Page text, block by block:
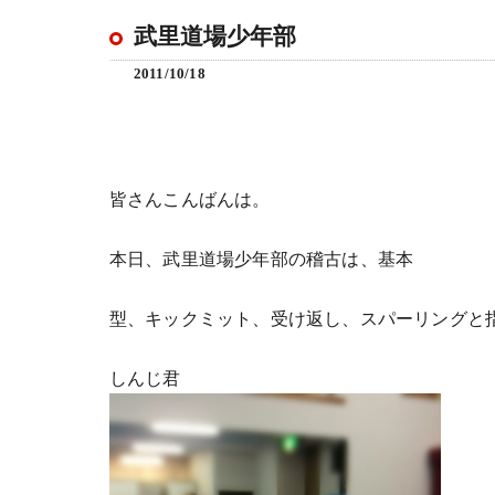
武里道場少年部
2011/10/18
皆さんこんばんは。
本日、武里道場少年部の稽古は、基本
型、キックミット、受け返し、スパーリングと
しんじ君